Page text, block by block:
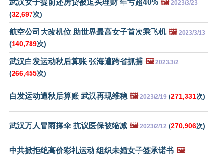
武汉女子提前还房贷被迫买理财 年亏超40% 🖼️ 2023/3/23
(32,697次)
航空公司大改机位 助世界最高女子首次乘飞机 🖼️ 2023/3/13
(140,789次)
武汉白发运动秋后算账 张海遭跨省抓捕 🖼️ 2023/3/2
(266,455次)
白发运动遭秋后算账 武汉再现维稳 🖼️ 2023/2/19 (271,331次)
武汉万人冒雨撑伞 抗议医保被缩减 🖼️ 2023/2/12 (270,906次)
中共掀拒绝高价彩礼运动 组织未婚女子签承诺书 🖼️